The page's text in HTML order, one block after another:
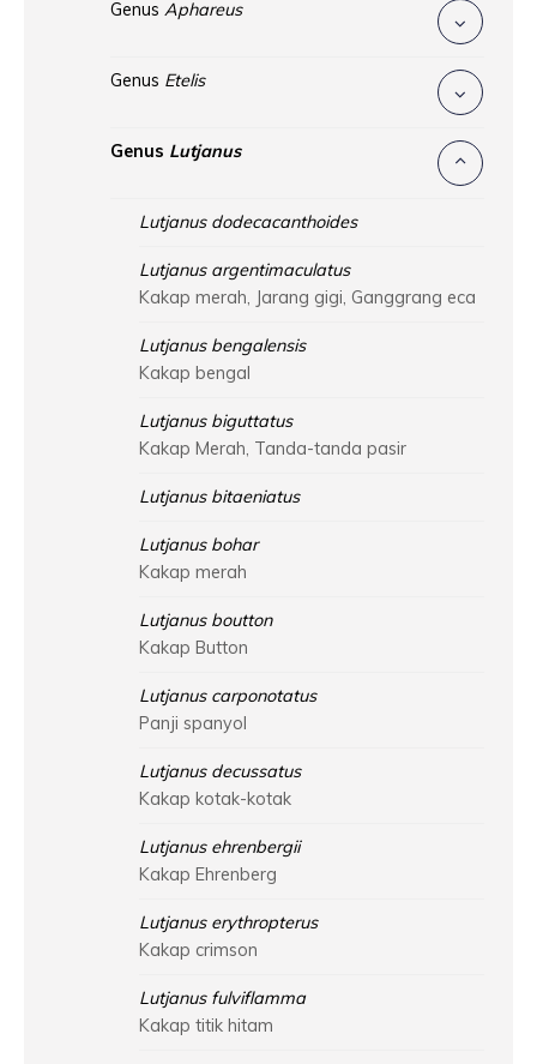
Genus Aphareus
Genus Etelis
Genus Lutjanus
Lutjanus dodecacanthoides
Lutjanus argentimaculatus
Kakap merah, Jarang gigi, Ganggrang eca
Lutjanus bengalensis
Kakap bengal
Lutjanus biguttatus
Kakap Merah, Tanda-tanda pasir
Lutjanus bitaeniatus
Lutjanus bohar
Kakap merah
Lutjanus boutton
Kakap Button
Lutjanus carponotatus
Panji spanyol
Lutjanus decussatus
Kakap kotak-kotak
Lutjanus ehrenbergii
Kakap Ehrenberg
Lutjanus erythropterus
Kakap crimson
Lutjanus fulviflamma
Kakap titik hitam